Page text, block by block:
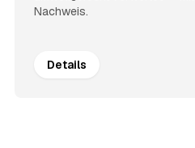
Nachweis.
Details